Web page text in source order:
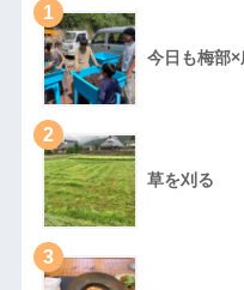
1
今日も梅部
2
草を刈る
3